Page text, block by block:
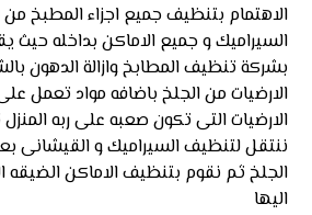
الاهتمام بتنظيف جميع اجزاء المطبخ
السيراميك و جميع الاماكن بداخله حيث
بشركة تنظيف المطابخ وازالة الدهون
الارضيات من الجلخ باضافه مواد تعمل
الارضيات التى تكون صعبه على ربه
ننتقل لتنظيف السيراميك و القيشانى
الجلخ ثم نقوم بتنظيف الاماكن
اليها